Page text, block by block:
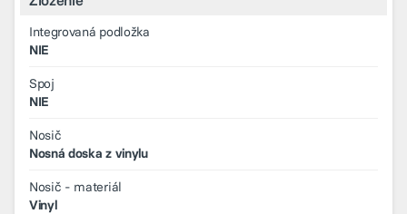
Integrovaná podložka
NIE
Spoj
NIE
Nosič
Nosná doska z vinylu
Nosič - materiál
Vinyl